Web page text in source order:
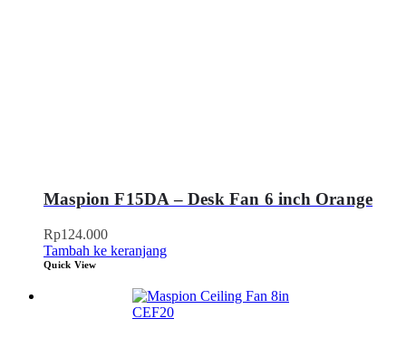
Maspion F15DA – Desk Fan 6 inch Orange
Rp124.000
Tambah ke keranjang
Quick View